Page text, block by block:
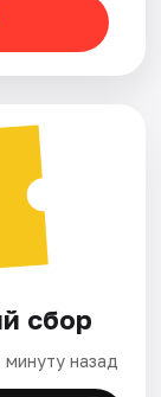
сбор
назад